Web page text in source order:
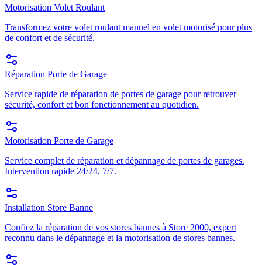
Motorisation Volet Roulant
Transformez votre volet roulant manuel en volet motorisé pour plus
de confort et de sécurité.
Réparation Porte de Garage
Service rapide de réparation de portes de garage pour retrouver
sécurité, confort et bon fonctionnement au quotidien.
Motorisation Porte de Garage
Service complet de réparation et dépannage de portes de garages.
Intervention rapide 24/24, 7/7.
Installation Store Banne
Confiez la réparation de vos stores bannes à Store 2000, expert
reconnu dans le dépannage et la motorisation de stores bannes.